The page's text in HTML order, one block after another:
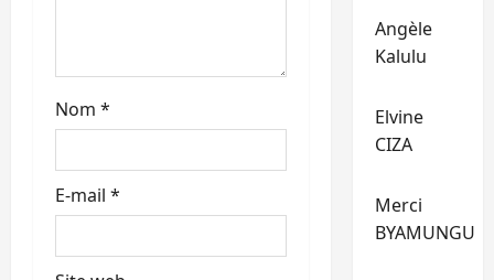
e
Nom *
E-mail *
Angèle
Kalulu
Elvine
CIZA
Merci
BYAMUNGU